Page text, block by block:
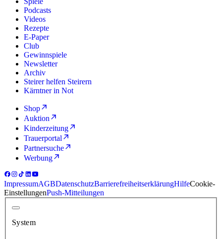
Podcasts
Videos
Rezepte
E-Paper
Club
Gewinnspiele
Newsletter
Archiv
Steirer helfen Steirern
Kärntner in Not
Shop
Auktion
Kinderzeitung
Trauerportal
Partnersuche
Werbung
ImpressumAGBDatenschutzBarrierefreiheitserklärungHilfeCookie-
EinstellungenPush-Mitteilungen
System